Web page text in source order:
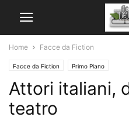
Home Facce da Fiction
Facce da Fiction Primo Piano
Attori italiani,
teatro